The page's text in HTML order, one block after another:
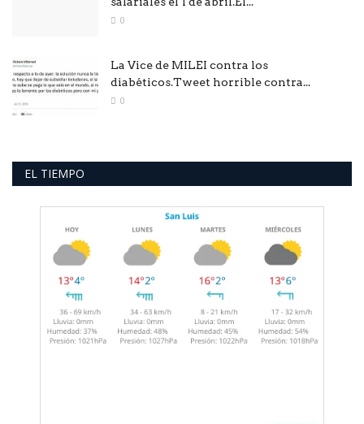
0
La Vice de MILEI contra los
diabéticos.Tweet horrible contra...
0
EL TIEMPO